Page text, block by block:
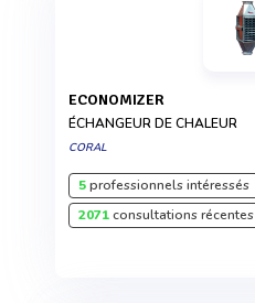
ECONOMIZER
ÉCHANGEUR DE CHALEUR
CORAL
5professionnels intéressés
2071consultations récentes